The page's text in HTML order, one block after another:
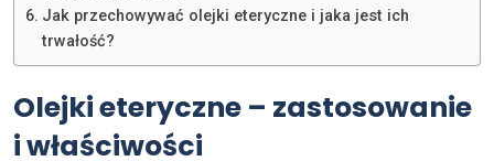
Jak przechowywać olejki eteryczne i jaka jest ich
trwałość?
Olejki eteryczne – zastosowanie
i właściwości